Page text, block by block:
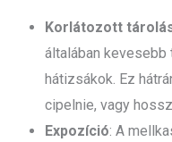
Korlátozott
általában kevesebb
hátizsákok. Ez
cipelnie, vagy
Expozíció: A